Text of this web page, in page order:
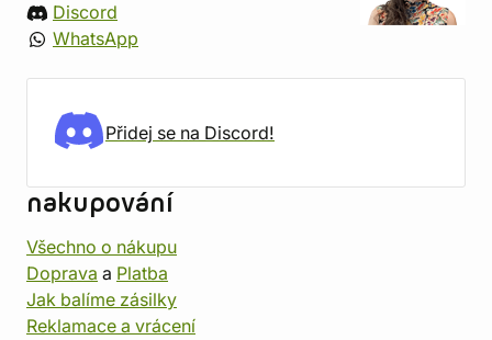
Discord
WhatsApp
Přidej se na Discord!
nakupování
Všechno o nákupu
Doprava a Platba
Jak balíme zásilky
Reklamace a vrácení